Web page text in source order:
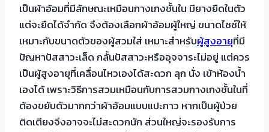
เป็นผ้าอ้อมที่มีลักษณะเหมือนกางเกงชั้นใน มียางยืดในตัว
แต่จะยืดได้จำกัด จึงต้องเลือกผ้าอ้อมผู้ใหญ่ ขนาดไซซ์ให้
เหมาะกับขนาดตัวของผู้สวมใส่ เหมาะสำหรับผู้สูงอายุที่มี
ปัญหาปัสสาวะเล็ด กลั้นปัสสาวะหรืออุจจาระไม่อยู่ แต่ควร
เป็นผู้สูงอายุที่เคลื่อนไหวเองได้สะดวก ลุก นั่ง เข้าห้องน้ำ
เองได้ เพราะวิธีการสวมเหมือนกับการสวมกางเกงชั้นในที่
ต้องขยับตัวมากกว่าผ้าอ้อมแบบแปะกาว หากเป็นผู้ป่วย
ติดเตียงจึงอาจจะไม่สะดวกนัก ส่วนใหญ่จะรองรับการ